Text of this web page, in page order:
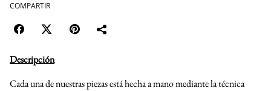
COMPARTIR
Descripción
Cada una de nuestras piezas está hecha a mano mediante la técnica